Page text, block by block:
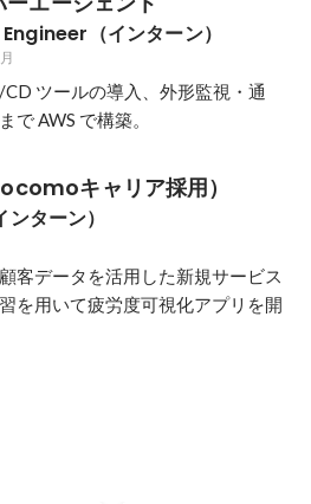
（インターン）
CD ツールの導入、外形監視・通
で AWS で構築。
キャリア採用）
ターン）
客データを活用した新規サービス
を用いて疲労度可視化アプリを開